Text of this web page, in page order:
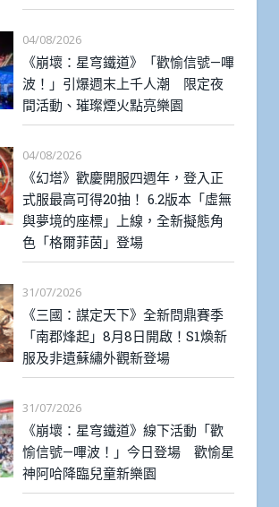
04/08/2026
《崩壞：星穹鐵道》「歡愉信號—嗶
波！」引爆週末上千人潮 限定夜
間活動、璀璨煙火點亮樂園
04/08/2026
《幻塔》歡慶開服四週年，登入正
式服最高可得20抽！ 6.2版本「虛無
與夢境的座標」上線，全新擬態角
色「格爾菲茵」登場
31/07/2026
《三國：謀定天下》全新問鼎賽季
「南郡烽起」8月8日開啟！S1煥新
服及非遺蘇繡外觀新登場
31/07/2026
《崩壞：星穹鐵道》線下活動「歡
愉信號—嗶波！」今日登場 歡愉星
神阿哈降臨兒童新樂園